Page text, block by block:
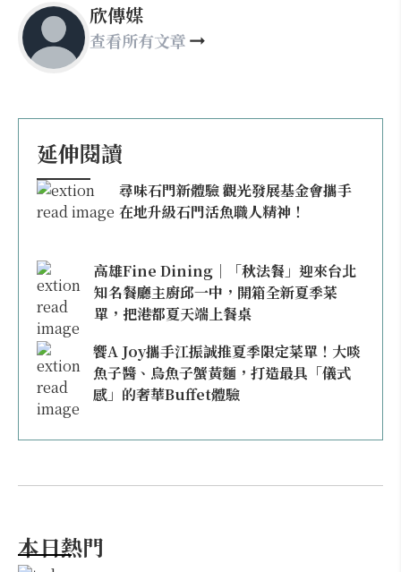
欣傳媒
查看所有文章
延伸閱讀
尋味石門新體驗 觀光發展基金會攜手
在地升級石門活魚職人精神！
高雄Fine Dining｜「秋法餐」迎來台北
知名餐廳主廚邱一中，開箱全新夏季菜
單，把港都夏天端上餐桌
饗A Joy攜手江振誠推夏季限定菜單！大啖
魚子醬、烏魚子蟹黃麵，打造最具「儀式
感」的奢華Buffet體驗
本日熱門